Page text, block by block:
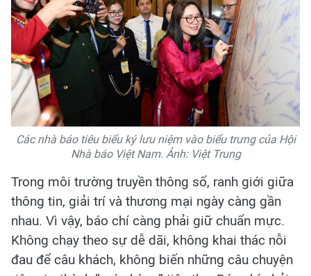
Các nhà báo tiêu biểu ký lưu niệm vào biểu trưng của Hội
Nhà báo Việt Nam. Ảnh: Việt Trung
Trong môi trường truyền thông số, ranh giới giữa
thông tin, giải trí và thương mại ngày càng gần
nhau. Vì vậy, báo chí càng phải giữ chuẩn mực.
Không chạy theo sự dễ dãi, không khai thác nỗi
đau để câu khách, không biến những câu chuyện